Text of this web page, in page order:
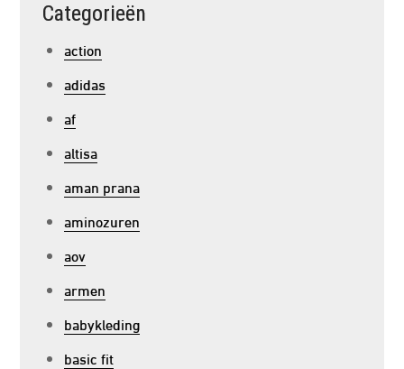
Categorieën
action
adidas
af
altisa
aman prana
aminozuren
aov
armen
babykleding
basic fit